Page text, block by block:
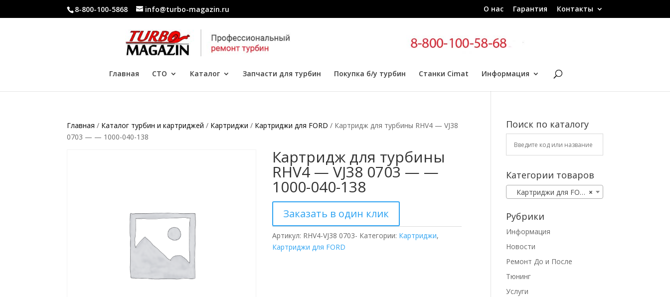
8-800-100-5868 info@turbo-magazin.ru О нас Гарантия Контакты
Главная СТО Каталог Запчасти для турбин Покупка б/у турбин Станки Cimat Информация
Главная / Каталог турбин и картриджей / Картриджи / Картриджи для FORD / Картридж для турбины RHV4 — VJ38
0703 — — 1000-040-138
Картридж для турбины
RHV4 — VJ38 0703 — —
1000-040-138
Заказать в один клик
Артикул: RHV4-VJ38 0703- Категории: Картриджи,
Картриджи для FORD
Поиск по каталогу
Категории товаров
×
Картриджи для FORD
Рубрики
Информация
Новости
Ремонт До и После
Тюнинг
Услуги